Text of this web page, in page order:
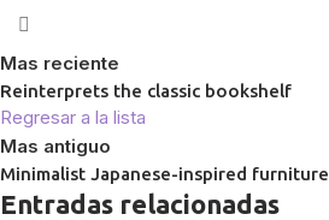
Mas reciente
Reinterprets the classic bookshelf
Regresar a la lista
Mas antiguo
Minimalist Japanese-inspired furniture
Entradas relacionadas